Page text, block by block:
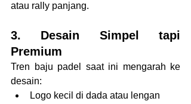
atau rally panjang.
3. Desain Simpel tapi
Premium
Tren baju padel saat ini mengarah ke
desain:
Logo kecil di dada atau lengan